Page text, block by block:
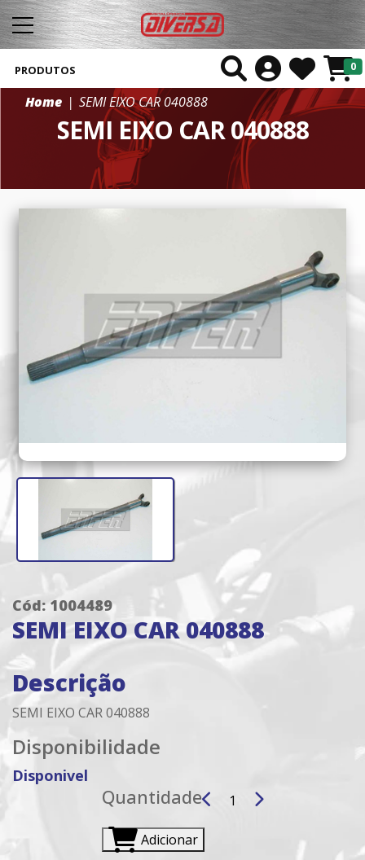
0
PRODUTOS
Home SEMI EIXO CAR 040888
SEMI EIXO CAR 040888
Cód: 1004489
SEMI EIXO CAR 040888
Descrição
SEMI EIXO CAR 040888
Disponibilidade
Disponivel
Quantidade
Adicionar